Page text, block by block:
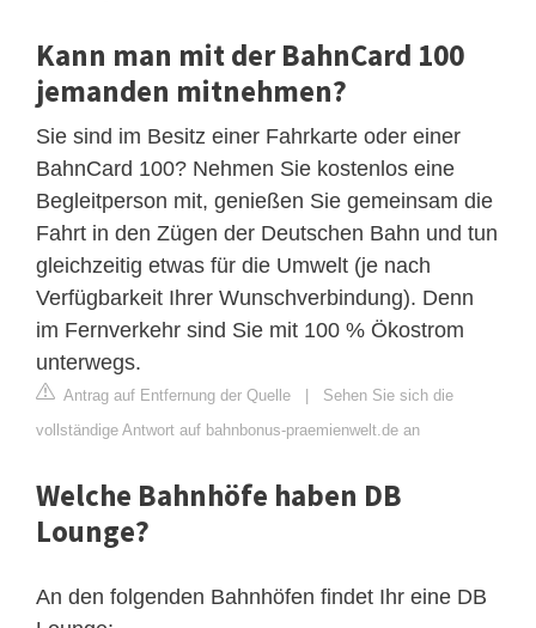
Kann man mit der BahnCard 100
jemanden mitnehmen?
Sie sind im Besitz einer Fahrkarte oder einer
BahnCard 100? Nehmen Sie kostenlos eine
Begleitperson mit, genießen Sie gemeinsam die
Fahrt in den Zügen der Deutschen Bahn und tun
gleichzeitig etwas für die Umwelt (je nach
Verfügbarkeit Ihrer Wunschverbindung). Denn
im Fernverkehr sind Sie mit 100 % Ökostrom
unterwegs.
Antrag auf Entfernung der Quelle | Sehen Sie sich die
vollständige Antwort auf bahnbonus-praemienwelt.de an
Welche Bahnhöfe haben DB
Lounge?
An den folgenden Bahnhöfen findet Ihr eine DB